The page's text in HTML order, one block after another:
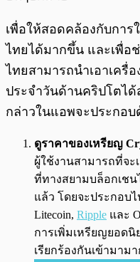
เพื่อให้สอดคล้องกับการ
ไทยได้มากขึ้น และเพื่อ
ไทยสามารถนำเอาเครื่
ประจำวันด้านคริปโตไ
กล่าวในแอพจะประกอบ
ดูราคาของเหรียญ
ผู้ใช้งานสามารถที่จ
ที่ทางสยามบล็อกเช
แล้ว โดยจะประกอบ
Litecoin, Ripple และ
การเพิ่มเหรียญยอด
เรียกร้องกันเข้ามามา